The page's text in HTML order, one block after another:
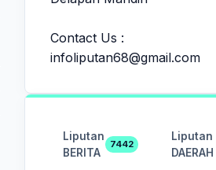
Contact Us :
infoliputan68@gmail.com
Liputan
BERITA
7442
Liputan
DAERAH